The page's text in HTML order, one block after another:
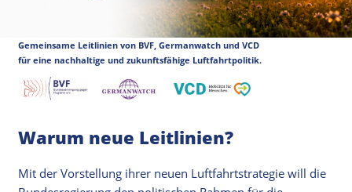
Gemeinsame Leitlinien von BVF, Germanwatch und VCD
für eine nachhaltige und zukunftsfähige Luftfahrtpolitik.
Warum neue Leitlinien?
Mit der Vorstellung ihrer neuen Luftfahrtstrategie will die